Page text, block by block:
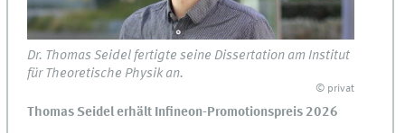
Dr. Thomas Seidel fertigte seine Dissertation am Institut
für Theoretische Physik an.
© privat
Thomas Seidel erhält Infineon-Promotionspreis 2026